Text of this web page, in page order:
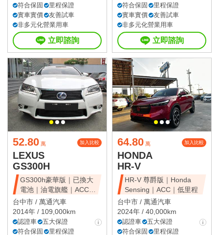
符合保固
里程保證
實車實價
友善試車
非多元化營業用車
立即諮詢
符合保固
里程保證
實車實價
友善試車
非多元化營業用車
立即諮詢
52.80 萬 加入比較
LEXUS
GS300H
GS300h豪華版｜已換大
電池｜油電旗艦｜ACC｜
天窗豪華房
台中市 / 萬通汽車
2014年 / 109,000km
認證車
五大保證
符合保固
里程保證
64.80 萬 加入比較
HONDA
HR-V
HR-V 尊爵版｜Honda
Sensing｜ACC｜低里程
台中市 / 萬通汽車
2024年 / 40,000km
認證車
五大保證
符合保固
里程保證